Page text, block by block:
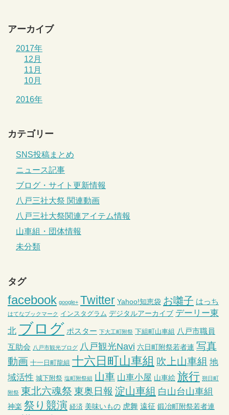
アーカイブ
2017年
12月
11月
10月
2016年
カテゴリー
SNS投稿まとめ
ニュース記事
ブログ・サイト更新情報
八戸三社大祭 関連動画
八戸三社大祭関連アイテム情報
山車組・団体情報
未分類
タグ
facebook google+ Twitter Yahoo!知恵袋 お囃子 はっち
はてなブックマーク インスタグラム デジタルアーカイブ デーリー東
北 ブログ ポスター 下大工町附祭 下組町山車組 八戸市職員
互助会 八戸市観光ブログ 八戸観光Navi 六日町附祭若者連 写真
動画 十一日町龍組 十六日町山車組 吹上山車組 地
域活性 城下附祭 塩町附祭組 山車 山車小屋 山車絵 旅行 朔日町
附祭 東北六魂祭 東奥日報 淀山車組 白山台山車組
神楽 祭り競演 経済 美味いもの 虎舞 遠征 鍛冶町附祭若者連